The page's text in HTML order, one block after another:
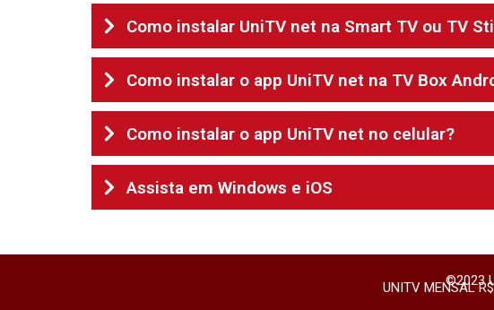
Como instalar UniTV net na Smart TV ou TV
Como instalar o app UniTV net na TV Box
Como instalar o app UniTV net no celular?
Assista em Windows e iOS
©2023
UNITV MENSAL